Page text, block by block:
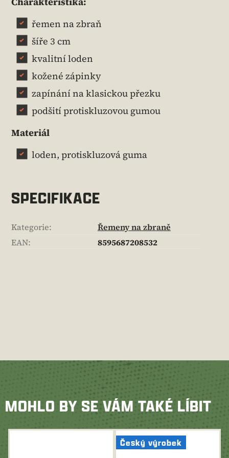
řemen na zbraň
šíře 3 cm
kvalitní loden
kožené zápinky
zapínání na klasickou přezku
podšití protiskluzovou gumou
Materiál
loden, protiskluzová guma
SPECIFIKACE
Kategorie:
Řemeny na zbraně
EAN: 8595687208532
MOHLO BY SE VÁM TAKÉ LÍBIT
Český výrobek